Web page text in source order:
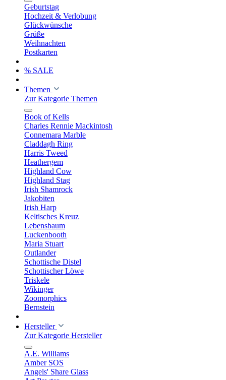
Geburtstag
Hochzeit & Verlobung
Glückwünsche
Grüße
Weihnachten
Postkarten
% SALE
Themen
Zur Kategorie Themen
Book of Kells
Charles Rennie Mackintosh
Connemara Marble
Claddagh Ring
Harris Tweed
Heathergem
Highland Cow
Highland Stag
Irish Shamrock
Jakobiten
Irish Harp
Keltisches Kreuz
Lebensbaum
Luckenbooth
Maria Stuart
Outlander
Schottische Distel
Schottischer Löwe
Triskele
Wikinger
Zoomorphics
Bernstein
Hersteller
Zur Kategorie Hersteller
A.E. Williams
Amber SOS
Angels' Share Glass